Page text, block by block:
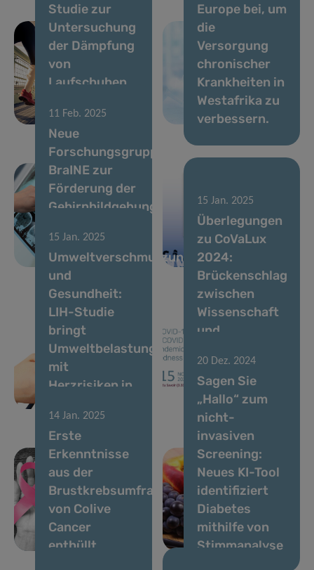
Studie zur
Untersuchung
der Dämpfung
von
Laufschuhen
Verletzungsprävention
Europe bei, um
die
Versorgung
chronischer
Krankheiten in
Westafrika zu
verbessern.
11 Feb. 2025
Neue
Forschungsgruppe
BraINE zur
Förderung der
Gehirnbildgebung
Neuroepidemiologie
gestartet
Start der
nächsten
europäischen
15 Jan. 2025
Umweltverschmutzung
und
Gesundheit:
LIH-Studie
bringt
Umweltbelastung
mit
Herzrisiken in
15 Jan. 2025
Überlegungen
zu CoVaLux
2024:
Brückenschlag
zwischen
Wissenschaft
und
auf eine Welt
nach der
Pandemie
14 Jan. 2025
Erste
Erkenntnisse
aus der
Brustkrebsumfrage
von Colive
Cancer
enthüllt
20 Dez. 2024
Sagen Sie
„Hallo“ zum
nicht-
invasiven
Screening:
Neues KI-Tool
identifiziert
Diabetes
mithilfe von
Stimmanalyse